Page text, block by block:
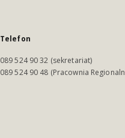
Telefon
089 524 90 32 (sekretariat)
089 524 90 48 (Pracownia